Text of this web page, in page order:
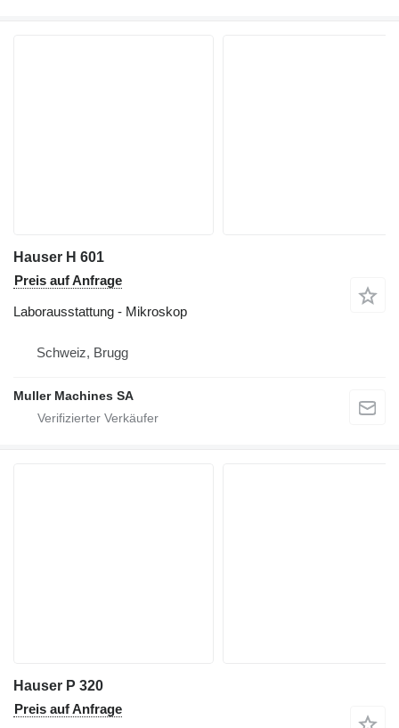
Hauser H 601
Preis auf Anfrage
Laborausstattung - Mikroskop
Schweiz, Brugg
Muller Machines SA
Hauser P 320
Preis auf Anfrage